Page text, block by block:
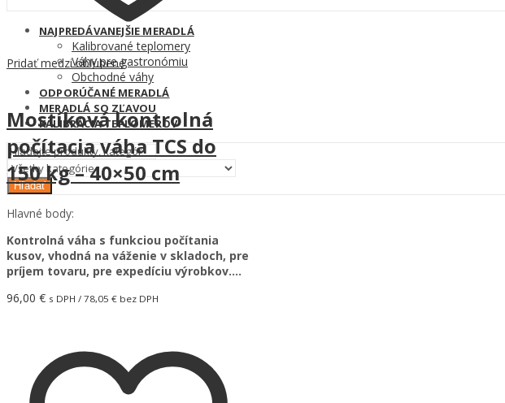
NAJPREDÁVANEJŠIE MERADLÁ
Kalibrované teplomery
Váhy pre gastronómiu
Obchodné váhy
ODPORÚČANÉ MERADLÁ
MERADLÁ SO ZĽAVOU
KALIBRÁCIA TEPLOMEROV
Hľadať
Pridať medzi obľúbené
Mostíková kontrolná
počítacia váha TCS do
150 kg – 40×50 cm
Hlavné body:
Kontrolná váha s funkciou počítania
kusov, vhodná na váženie v skladoch, pre
príjem tovaru, pre expedíciu výrobkov….
96,00 € s DPH / 78,05 € bez DPH